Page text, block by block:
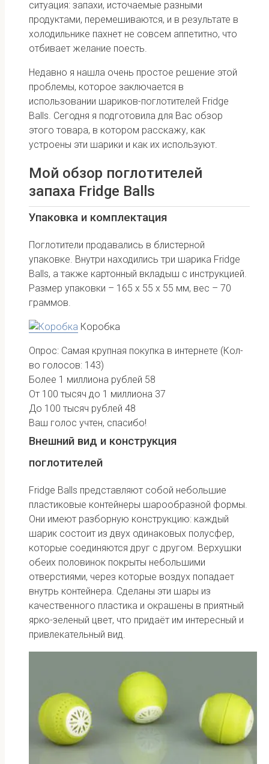
ситуация: запахи, источаемые разными
продуктами, перемешиваются, и в результате в
холодильнике пахнет не совсем аппетитно, что
отбивает желание поесть.
Недавно я нашла очень простое решение этой
проблемы, которое заключается в
использовании шариков-поглотителей Fridge
Balls. Сегодня я подготовила для Вас обзор
этого товара, в котором расскажу, как
устроены эти шарики и как их используют.
Мой обзор поглотителей
запаха Fridge Balls
Упаковка и комплектация
Поглотители продавались в блистерной
упаковке. Внутри находились три шарика Fridge
Balls, а также картонный вкладыш с инструкцией.
Размер упаковки – 165 х 55 х 55 мм, вес – 70
граммов.
Коробка
Опрос: Самая крупная покупка в интернете (Кол-
во голосов: 143)
Более 1 миллиона рублей 58
От 100 тысяч до 1 миллиона 37
До 100 тысяч рублей 48
Ваш голос учтен, спасибо!
Внешний вид и конструкция
поглотителей
Fridge Balls представляют собой небольшие
пластиковые контейнеры шарообразной формы.
Они имеют разборную конструкцию: каждый
шарик состоит из двух одинаковых полусфер,
которые соединяются друг с другом. Верхушки
обеих половинок покрыты небольшими
отверстиями, через которые воздух попадает
внутрь контейнера. Сделаны эти шары из
качественного пластика и окрашены в приятный
ярко-зеленый цвет, что придаёт им интересный и
привлекательный вид.